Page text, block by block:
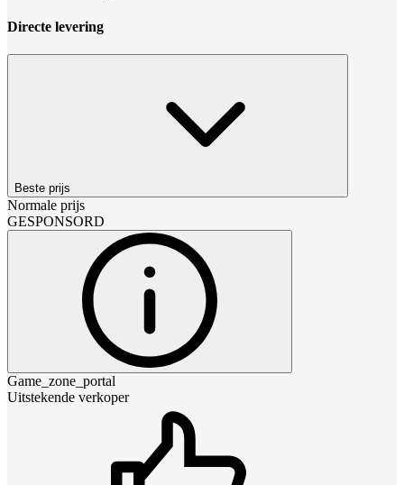
Directe levering
Beste prijs
Normale prijs
GESPONSORD
Game_zone_portal
Uitstekende verkoper